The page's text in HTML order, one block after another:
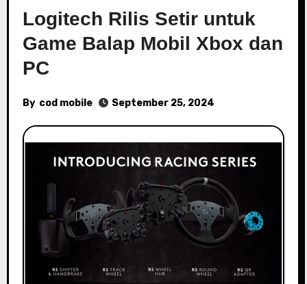
Logitech Rilis Setir untuk
Game Balap Mobil Xbox dan
PC
By cod mobile September 25, 2024